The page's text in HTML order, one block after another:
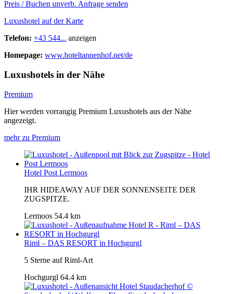
Preis / Buchen unverb. Anfrage senden
Luxushotel auf der Karte
Telefon: +43 544... anzeigen
Homepage: www.hoteltannenhof.net/de
Luxushotels in der Nähe
Premium
Hier werden vorrangig Premium Luxushotels aus der Nähe
angezeigt.
mehr zu Premium
Hotel Post Lermoos
IHR HIDEAWAY AUF DER SONNENSEITE DER
ZUGSPITZE.
Lermoos 54.4 km
Riml – DAS RESORT in Hochgurgl
5 Sterne auf Riml-Art
Hochgurgl 64.4 km